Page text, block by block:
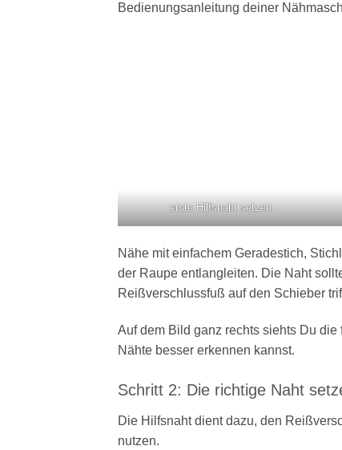
Bedienungsanleitung deiner
erste Hilfsnaht setzen
Nähe mit einfachem Geradestich,
der Raupe entlangleiten. Die Naht
Reißverschlussfuß auf den Schieber
Auf dem Bild ganz rechts siehts Du
Nähte besser erkennen kannst.
Schritt 2: Die richtige Naht
Die Hilfsnaht dient dazu, den
nutzen.